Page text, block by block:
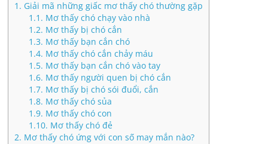
1. Giải mã những giấc mơ thấy chó thường gặp
1.1. Mơ thấy chó chạy vào nhà
1.2. Mơ thấy bị chó cắn
1.3. Mơ thấy bạn cắn chó
1.4. Mơ thấy chó cắn chảy máu
1.5. Mơ thấy bạn cắn chó vào tay
1.6. Mơ thấy người quen bị chó cắn
1.7. Mơ thấy bị chó sói đuổi, cắn
1.8. Mơ thấy chó sủa
1.9. Mơ thấy chó con
1.10. Mơ thấy chó đẻ
2. Mơ thấy chó ứng với con số may mắn nào?